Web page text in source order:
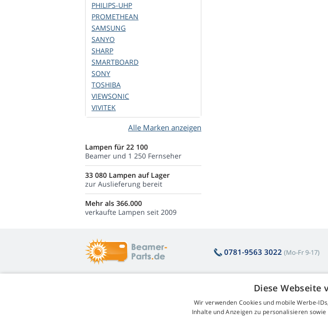
PHILIPS-UHP
PROMETHEAN
SAMSUNG
SANYO
SHARP
SMARTBOARD
SONY
TOSHIBA
VIEWSONIC
VIVITEK
Alle Marken anzeigen
Lampen für 22 100
Beamer und 1 250 Fernseher
33 080 Lampen auf Lager
zur Auslieferung bereit
Mehr als 366.000
verkaufte Lampen seit 2009
0781-9563 3022 (Mo-Fr 9-17)
Über den Lampenkauf
Rückgabe und Reklamation
Diese Webseite
Wir verwenden Cookies und mobile Werbe-
Inhalte und Anzeigen zu personalisieren